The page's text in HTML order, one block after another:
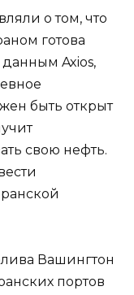
о том, что
готова
Axios,
быть открыт
свою нефть.
Вашингтон
портов